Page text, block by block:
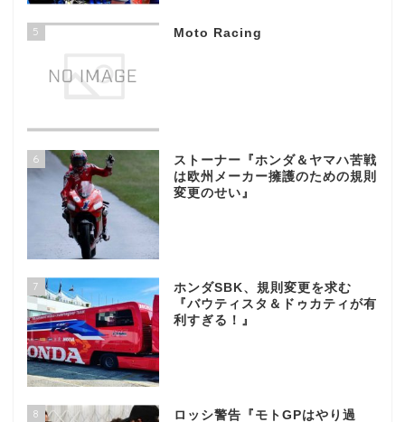
5 Moto Racing
6
ストーナー『ホンダ＆ヤマハ苦戦
は欧州メーカー擁護のための規則
変更のせい』
7
ホンダSBK、規則変更を求む
『バウティスタ＆ドゥカティが有
利すぎる！』
8
ロッシ警告『モトGPはやり過